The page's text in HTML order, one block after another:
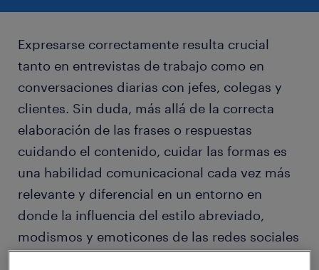
Expresarse correctamente resulta crucial
tanto en entrevistas de trabajo como en
conversaciones diarias con jefes, colegas y
clientes. Sin duda, más allá de la correcta
elaboración de las frases o respuestas
cuidando el contenido, cuidar las formas es
una habilidad comunicacional cada vez más
relevante y diferencial en un entorno en
donde la influencia del estilo abreviado,
modismos y emoticones de las redes sociales